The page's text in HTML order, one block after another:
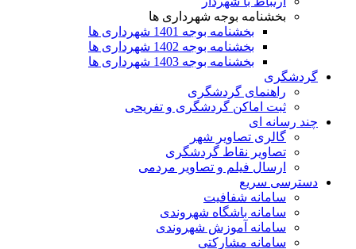
بخشنامه بوجه شهرداری ها
بخشنامه بوجه 1401 شهرداری ها
بخشنامه بوجه 1402 شهرداری ها
بخشنامه بوجه 1403 شهرداری ها
گردشگری
راهنمای گردشگری
ثبت اماکن گردشگری و تفریحی
چند رسانه ای
گالری تصاویر شهر
تصاویر نقاط گردشگری
ارسال فیلم و تصاویر مردمی
دسترسی سریع
سامانه شفافیت
سامانه باشگاه شهروندی
سامانه آموزش شهروندی
سامانه مشارکتی